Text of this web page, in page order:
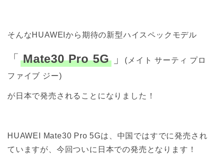
そんなHUAWEIから期待の新型ハイスペックモデル
「 Mate30 Pro 5G 」
(メイト サーティ プロ
ファイブ ジー)
が日本で発売されることになりました！
HUAWEI Mate30 Pro 5Gは、中国ではすでに発売され
ていますが、今回ついに日本での発売となります！